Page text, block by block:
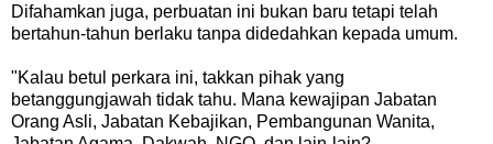
Difahamkan juga, perbuatan ini bukan baru tetapi telah
bertahun-tahun berlaku tanpa didedahkan kepada umum.
"Kalau betul perkara ini, takkan pihak yang
betanggungjawah tidak tahu. Mana kewajipan Jabatan
Orang Asli, Jabatan Kebajikan, Pembangunan Wanita,